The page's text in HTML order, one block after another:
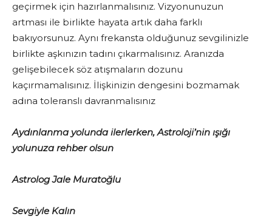
geçirmek için hazırlanmalısınız. Vizyonunuzun
artması ile birlikte hayata artık daha farklı
bakıyorsunuz. Aynı frekansta olduğunuz sevgilinizle
birlikte aşkınızın tadını çıkarmalısınız. Aranızda
gelişebilecek söz atışmaların dozunu
kaçırmamalısınız. İlişkinizin dengesini bozmamak
adına toleranslı davranmalısınız
Aydınlanma yolunda ilerlerken, Astroloji’nin ışığı
yolunuza rehber olsun
Astrolog Jale Muratoğlu
Sevgiyle Kalın